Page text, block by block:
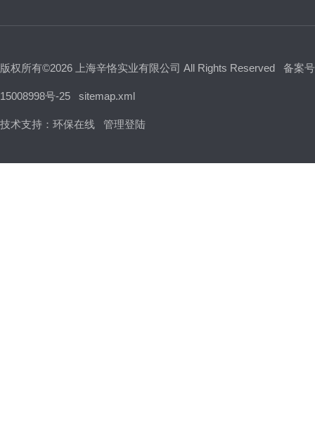
版权所有©2026 上海辛恪实业有限公司 All Rights Reserved 备案
15008998号-25 sitemap.xml
技术支持： 环保在线 管理登陆